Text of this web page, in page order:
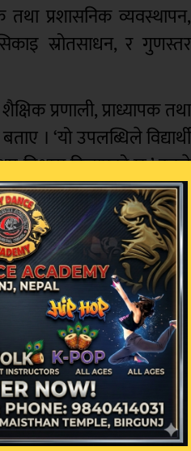
तथा प्रशासनिक व्यवस्थापन,
स्रोतसाधन, र गुणस्तर
प्रणाली, प्राध्यापक तथा
। ‘यो उपलब्धिले विद्यार्थी
विश्वास दिलाएको छ,’ उनले
राजन कँडेलले नेपालमा यस्तो
थप अन्तर्राष्ट्रिय असल
व्यक्त गरे।
गुणस्तर सुनिश्चितता,
सफलतापूर्वक पार गरेको
सफल पुनः मान्यताका लागि